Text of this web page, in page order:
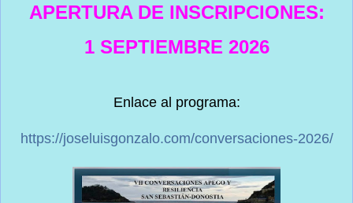
APERTURA DE INSCRIPCIONES:
1 SEPTIEMBRE 2026
Enlace al programa:
https://joseluisgonzalo.com/conversaciones-2026/